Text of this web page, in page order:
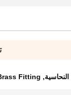
,
Fitting